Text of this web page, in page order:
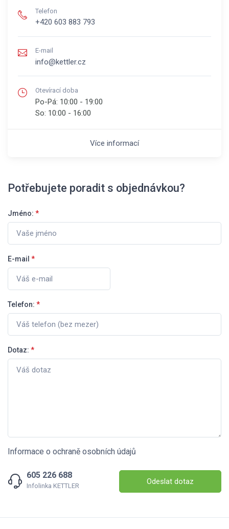
Telefon
+420 603 883 793
E-mail
info@kettler.cz
Otevírací doba
Po-Pá: 10:00 - 19:00
So: 10:00 - 16:00
Více informací
Potřebujete poradit s objednávkou?
Jméno: *
E-mail *
Telefon: *
Dotaz: *
Informace o ochraně osobních údajů
605 226 688
Infolinka KETTLER Odeslat dotaz